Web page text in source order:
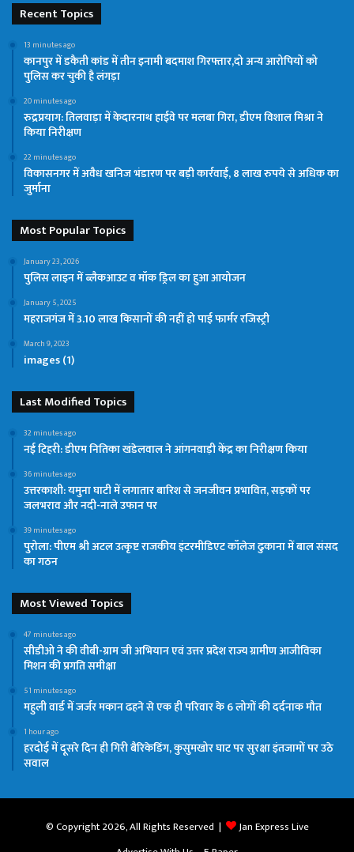
Recent Topics
13 minutes ago
कानपुर में डकैती कांड में तीन इनामी बदमाश गिरफ्तार,दो अन्य आरोपियों को
पुलिस कर चुकी है लंगड़ा
20 minutes ago
रुद्रप्रयाग: तिलवाड़ा में केदारनाथ हाईवे पर मलबा गिरा, डीएम विशाल मिश्रा ने
किया निरीक्षण
22 minutes ago
विकासनगर में अवैध खनिज भंडारण पर बड़ी कार्रवाई, 8 लाख रुपये से अधिक का
जुर्माना
Most Popular Topics
January 23, 2026
पुलिस लाइन में ब्लैकआउट व मॉक ड्रिल का हुआ आयोजन
January 5, 2025
महराजगंज में 3.10 लाख किसानों की नहीं हो पाई फार्मर रजिस्ट्री
March 9, 2023
images (1)
Last Modified Topics
32 minutes ago
नई टिहरी: डीएम नितिका खंडेलवाल ने आंगनवाड़ी केंद्र का निरीक्षण किया
36 minutes ago
उत्तरकाशी: यमुना घाटी में लगातार बारिश से जनजीवन प्रभावित, सड़कों पर
जलभराव और नदी-नाले उफान पर
39 minutes ago
पुरोला: पीएम श्री अटल उत्कृष्ट राजकीय इंटरमीडिएट कॉलेज ढुकाना में बाल संसद
का गठन
Most Viewed Topics
47 minutes ago
सीडीओ ने की वीबी-ग्राम जी अभियान एवं उत्तर प्रदेश राज्य ग्रामीण आजीविका
मिशन की प्रगति समीक्षा
51 minutes ago
महुली वार्ड में जर्जर मकान ढहने से एक ही परिवार के 6 लोगों की दर्दनाक मौत
1 hour ago
हरदोई में दूसरे दिन ही गिरी बैरिकेडिंग, कुसुमखोर घाट पर सुरक्षा इंतजामों पर उठे
सवाल
© Copyright 2026, All Rights Reserved |
Jan Express Live